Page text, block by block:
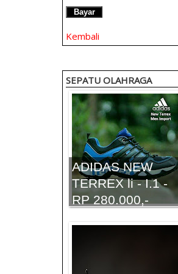
Bayar
Kembali
SEPATU OLAHRAGA
ADIDAS NEW
TERREX li - I.1 -
RP 280.000,-